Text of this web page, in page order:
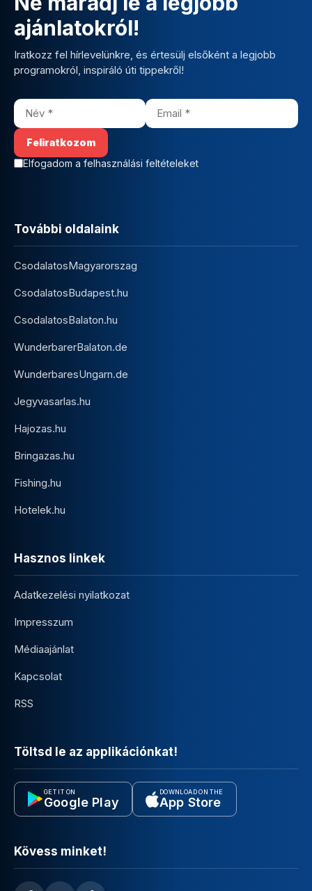
ajánlatokról!
Iratkozz fel hírlevelünkre, és értesülj elsőként a legjobb
programokról, inspiráló úti tippekről!
Elfogadom a felhasználási feltételeket
További oldalaink
CsodalatosMagyarorszag
CsodalatosBudapest.hu
CsodalatosBalaton.hu
WunderbarerBalaton.de
WunderbaresUngarn.de
Jegyvasarlas.hu
Hajozas.hu
Bringazas.hu
Fishing.hu
Hotelek.hu
Hasznos linkek
Adatkezelési nyilatkozat
Impresszum
Médiaajánlat
Kapcsolat
RSS
Töltsd le az applikációnkat!
GET IT ON
Google Play
DOWNLOAD ON THE
App Store
Kövess minket!